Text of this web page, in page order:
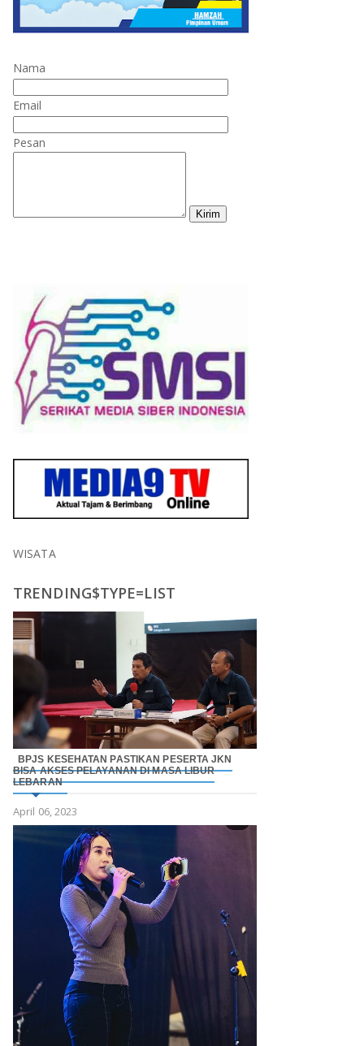
Nama
Email
Pesan
WISATA
TRENDING$TYPE=LIST
BPJS KESEHATAN PASTIKAN PESERTA JKN
BISA AKSES PELAYANAN DI MASA LIBUR
LEBARAN
April 06, 2023